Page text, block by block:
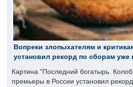
Вопреки злопыхателям и
установил рекорд по сборам
Картина "Последний богатырь.
премьеры в России установил